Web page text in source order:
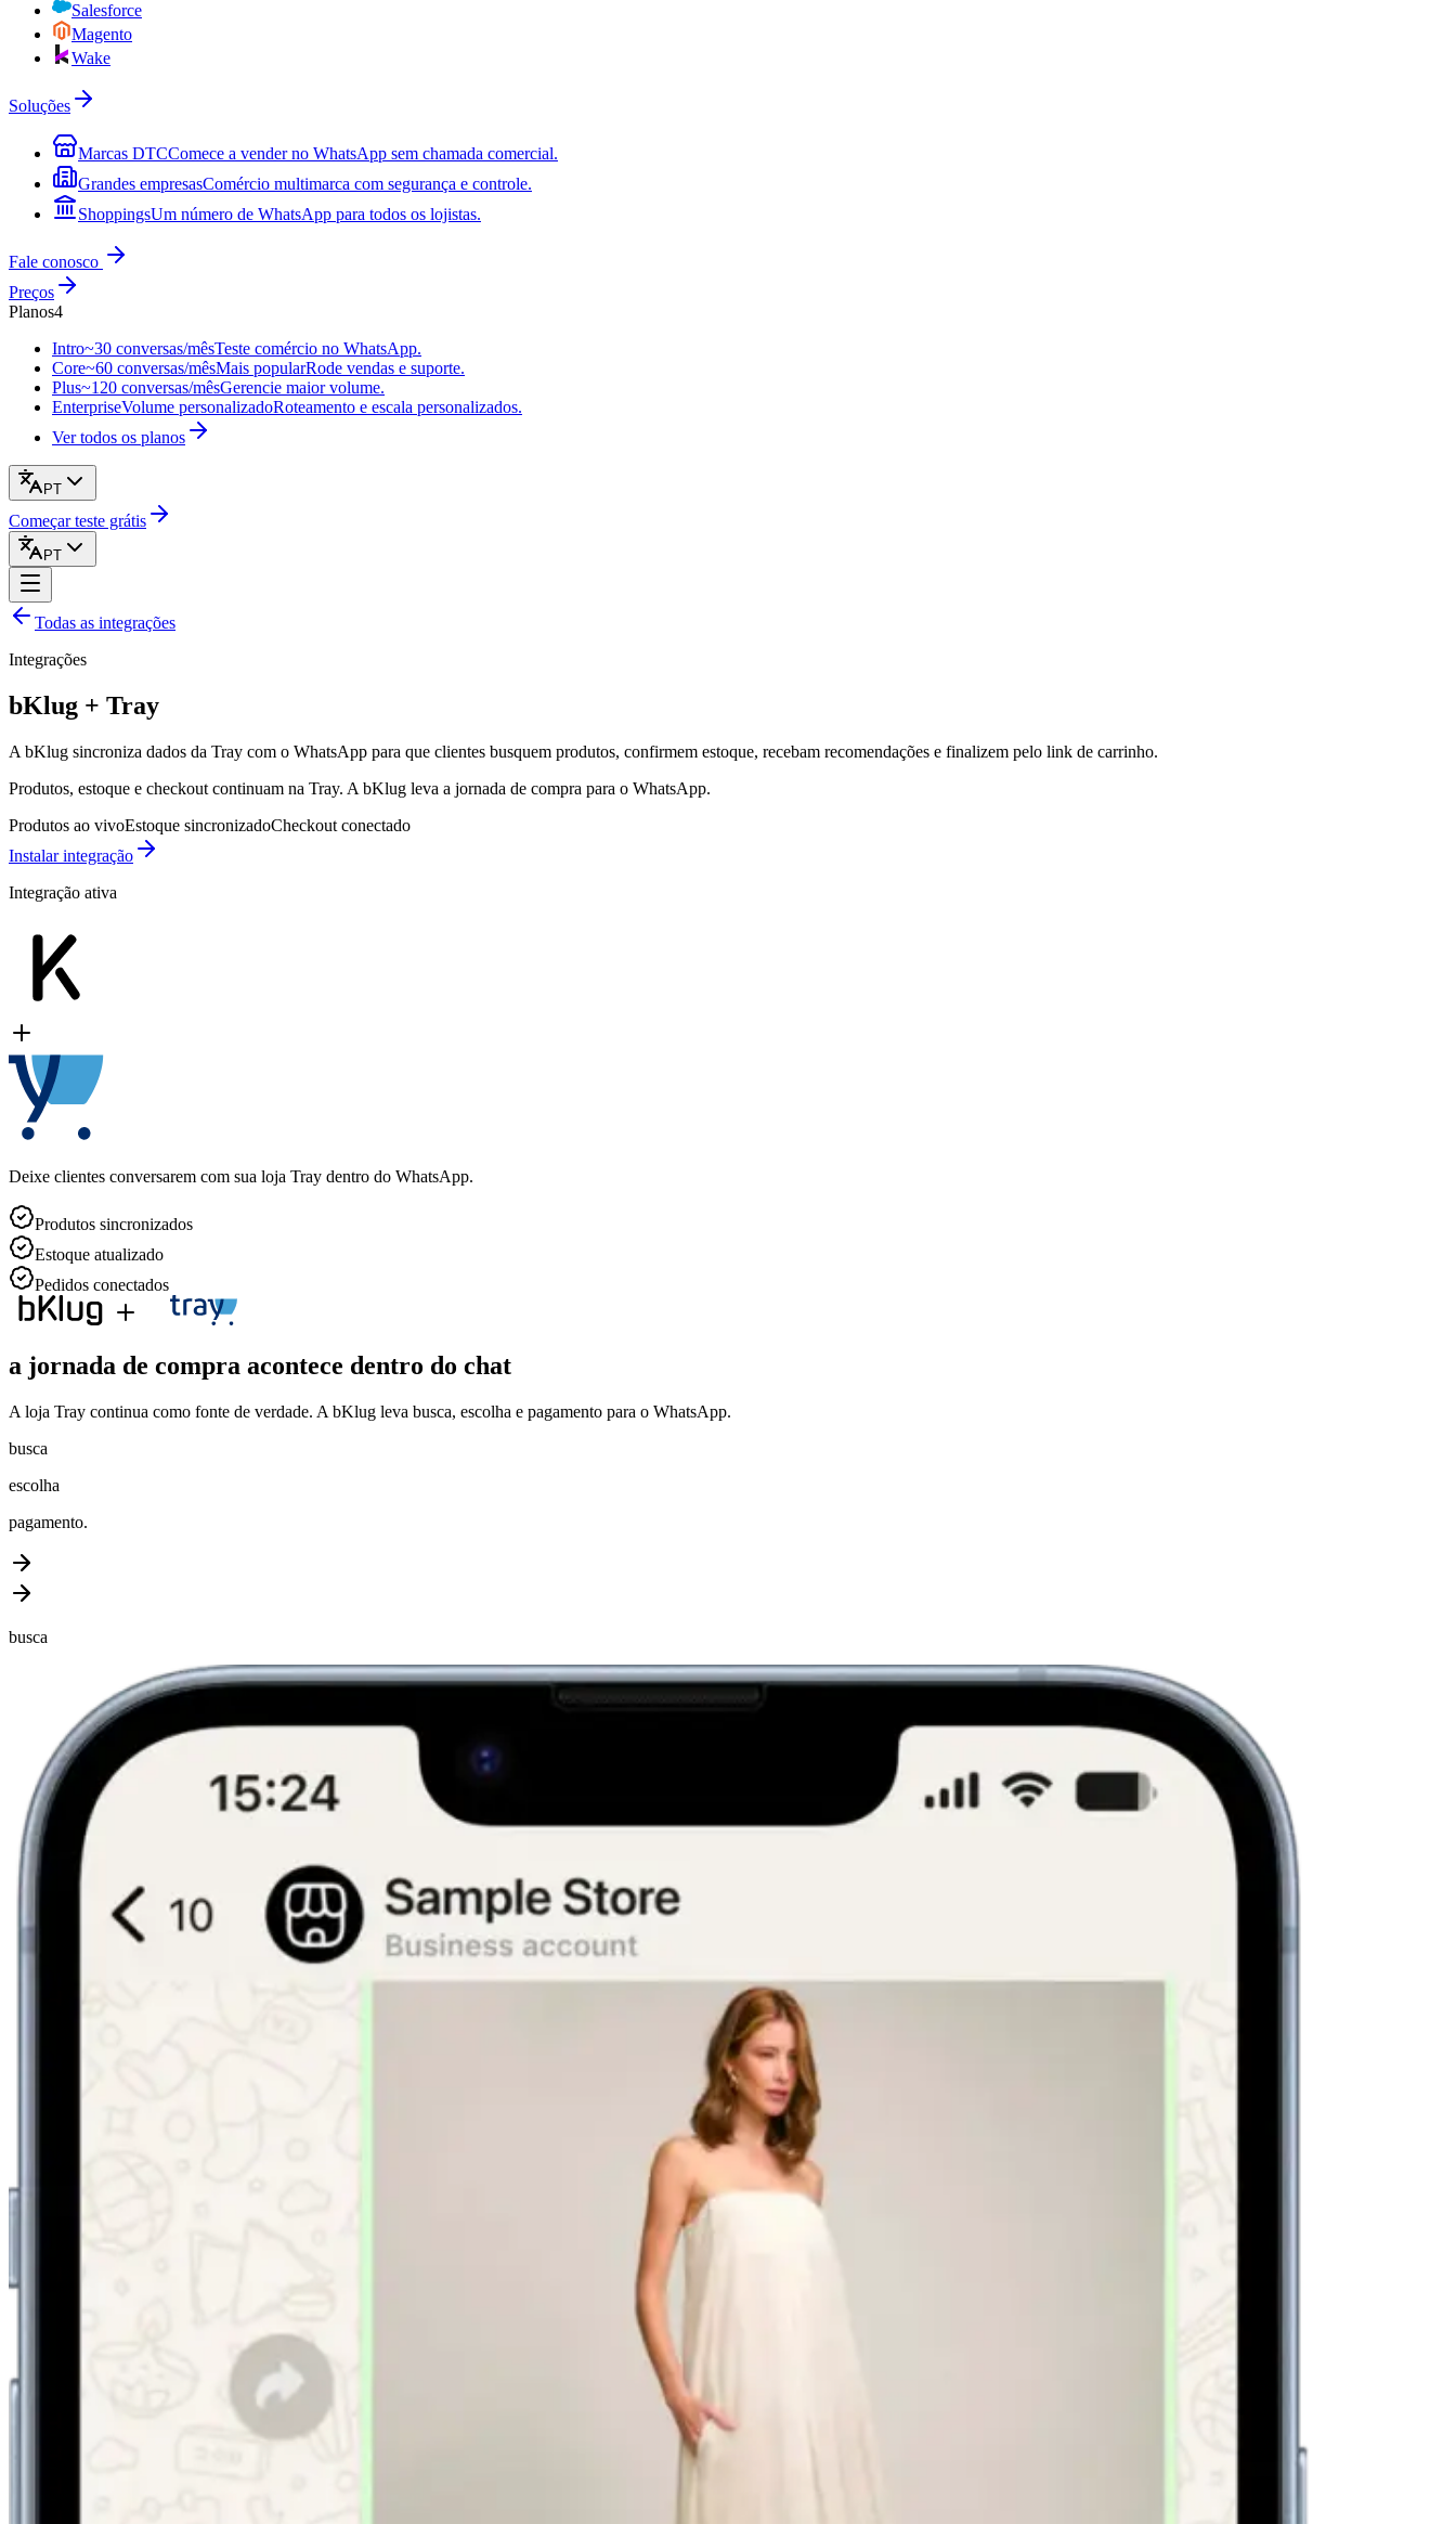
Salesforce
Magento
Wake
Soluções
Marcas DTCComece a vender no WhatsApp sem chamada comercial.
Grandes empresasComércio multimarca com segurança e controle.
ShoppingsUm número de WhatsApp para todos os lojistas.
Fale conosco
Preços
Planos4
Intro~30 conversas/mêsTeste comércio no WhatsApp.
Core~60 conversas/mêsMais popularRode vendas e suporte.
Plus~120 conversas/mêsGerencie maior volume.
EnterpriseVolume personalizadoRoteamento e escala personalizados.
Ver todos os planos
PT
Começar teste grátis
PT
Todas as integrações
Integrações
bKlug + Tray
A bKlug sincroniza dados da Tray com o WhatsApp para que clientes busquem produtos, confirmem estoque, recebam recomendações e finalizem pelo link de carrinho.
Produtos, estoque e checkout continuam na Tray. A bKlug leva a jornada de compra para o WhatsApp.
Produtos ao vivoEstoque sincronizadoCheckout conectado
Instalar integração
Integração ativa
Deixe clientes conversarem com sua loja Tray dentro do WhatsApp.
Produtos sincronizados
Estoque atualizado
Pedidos conectados
a jornada de compra acontece dentro do chat
A loja Tray continua como fonte de verdade. A bKlug leva busca, escolha e pagamento para o WhatsApp.
busca
escolha
pagamento.
busca